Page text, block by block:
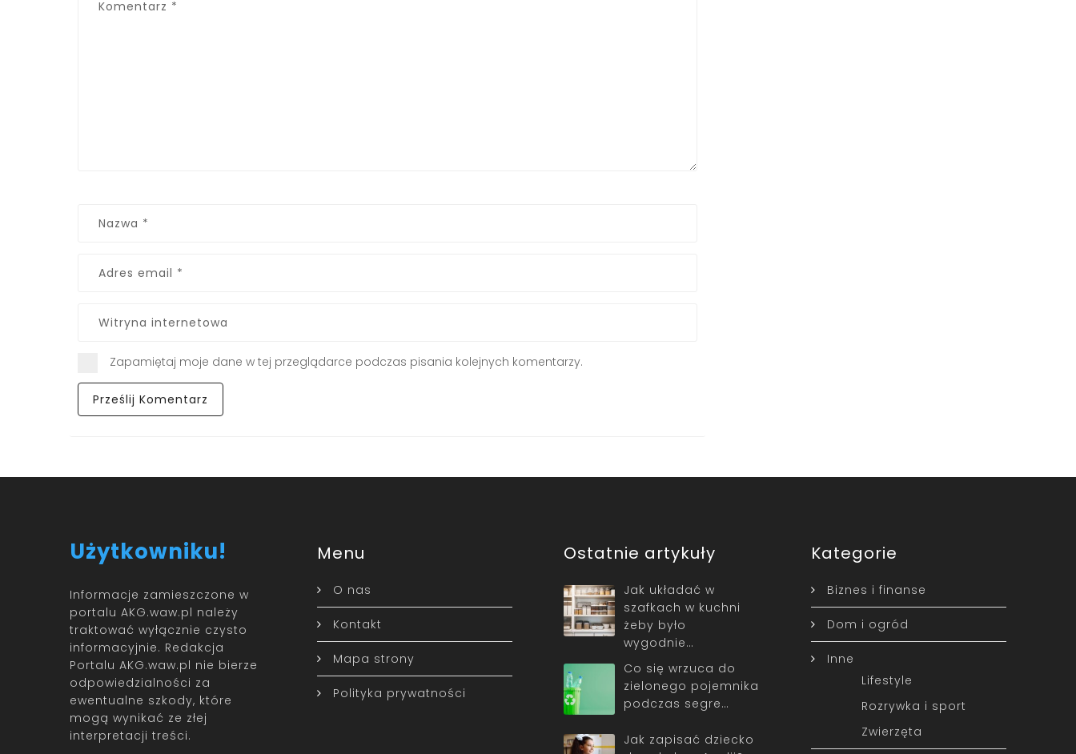
Zapamiętaj moje dane w tej przeglądarce podczas pisania kolejnych komentarzy.
Użytkowniku!
Informacje zamieszczone w
portalu AKG.waw.pl należy
traktować wyłącznie czysto
informacyjnie. Redakcja
Portalu AKG.waw.pl nie bierze
odpowiedzialności za
ewentualne szkody, które
mogą wynikać ze złej
interpretacji treści.
Menu
O nas
Kontakt
Mapa strony
Polityka prywatności
Ostatnie artykuły
Jak układać w
szafkach w kuchni
żeby było
wygodnie…
Co się wrzuca do
zielonego pojemnika
podczas segre…
Jak zapisać dziecko
Kategorie
Biznes i finanse
Dom i ogród
Inne
Lifestyle
Rozrywka i sport
Zwierzęta